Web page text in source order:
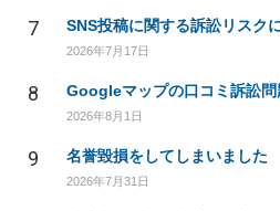
7 SNS投稿に関する訴訟リスク
2026年7月17日
8 Googleマップの口コミ訴訟問
2026年8月1日
9 名誉毀損をしてしまいました
2026年7月31日